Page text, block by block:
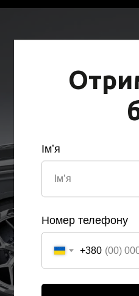
Імʼя
Номер телефону
+380